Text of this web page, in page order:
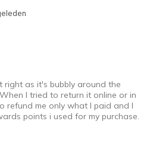
as it's bubbly around the
I tried to return it online or in
refund me only what I paid and I
points i used for my purchase.